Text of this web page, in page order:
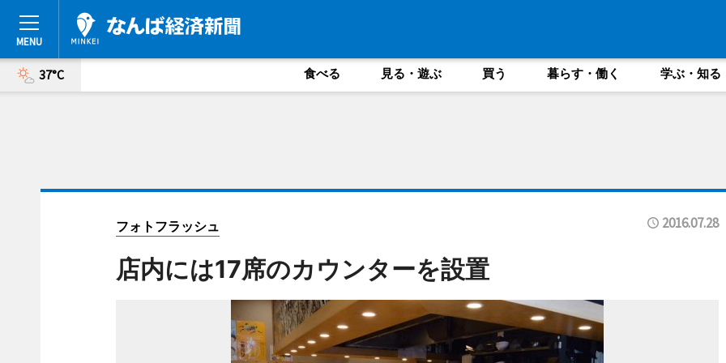
37°C 食べる 見る・遊ぶ 買う 暮らす・働く 学ぶ・知る
フォトフラッシュ 2016.07.28
店内には17席のカウンターを設置